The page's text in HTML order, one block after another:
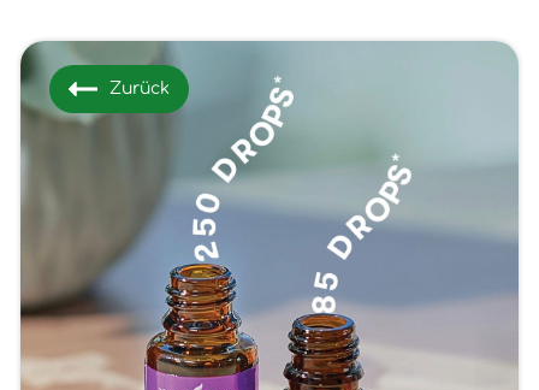
Zurück